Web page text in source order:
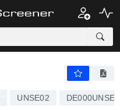
43,38
UNSE02